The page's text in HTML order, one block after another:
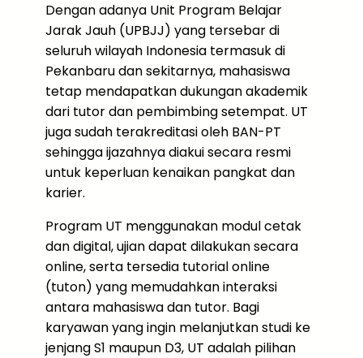
Dengan adanya Unit Program Belajar
Jarak Jauh (UPBJJ) yang tersebar di
seluruh wilayah Indonesia termasuk di
Pekanbaru dan sekitarnya, mahasiswa
tetap mendapatkan dukungan akademik
dari tutor dan pembimbing setempat. UT
juga sudah terakreditasi oleh BAN-PT
sehingga ijazahnya diakui secara resmi
untuk keperluan kenaikan pangkat dan
karier.
Program UT menggunakan modul cetak
dan digital, ujian dapat dilakukan secara
online, serta tersedia tutorial online
(tuton) yang memudahkan interaksi
antara mahasiswa dan tutor. Bagi
karyawan yang ingin melanjutkan studi ke
jenjang S1 maupun D3, UT adalah pilihan